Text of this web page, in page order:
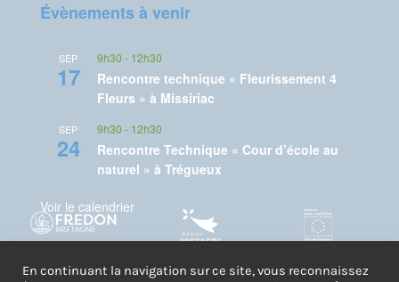
Évènements à venir
SEP
17
9h30 - 12h30
Rencontre technique « Fleurissement 4
Fleurs » à Missiriac
SEP
24
9h30 - 12h30
Rencontre Technique « Cour d’école au
naturel » à Trégueux
Voir le calendrier
Un projet porté par FREDON Bretagne et co-financé par l'Union
En continuant la navigation sur ce site, vous reconnaissez